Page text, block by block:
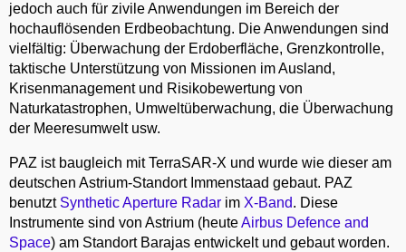
jedoch auch für zivile Anwendungen im Bereich der
hochauflösenden Erdbeobachtung. Die Anwendungen sind
vielfältig: Überwachung der Erdoberfläche, Grenzkontrolle,
taktische Unterstützung von Missionen im Ausland,
Krisenmanagement und Risikobewertung von
Naturkatastrophen, Umweltüberwachung, die Überwachung
der Meeresumwelt usw.
PAZ ist baugleich mit TerraSAR-X und wurde wie dieser am
deutschen Astrium-Standort Immenstaad gebaut. PAZ
benutzt Synthetic Aperture Radar im X-Band. Diese
Instrumente sind von Astrium (heuteAirbus Defence and
Space) am Standort Barajas entwickelt und gebaut worden.